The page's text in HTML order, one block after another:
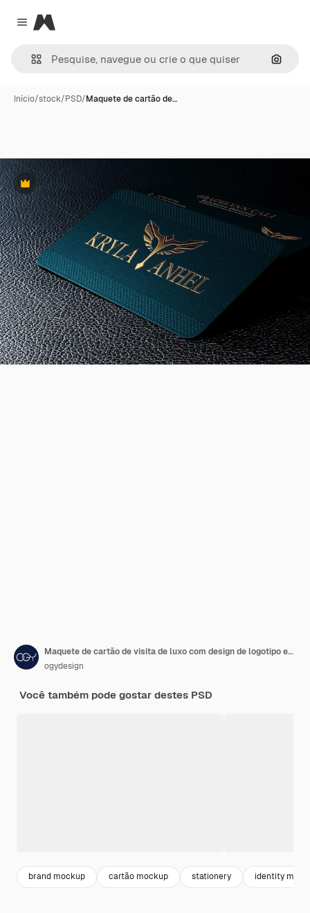
Close menu
Magnific
Início/stock/PSD/Maquete de cartão de…
Premium
Maquete de cartão de visita de luxo com design de logotipo em relevo de folha
ogydesign
Você também pode gostar destes PSD
brand mockup cartão mockup stationery identity